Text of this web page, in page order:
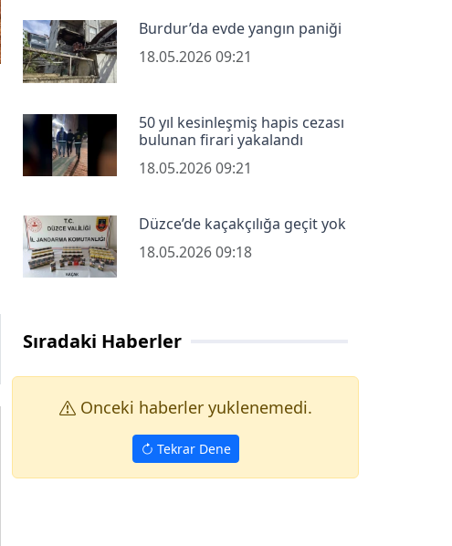
Burdur’da evde yangın paniği
18.05.2026 09:21
50 yıl kesinleşmiş hapis cezası
bulunan firari yakalandı
18.05.2026 09:21
Düzce’de kaçakçılığa geçit yok
18.05.2026 09:18
Sıradaki Haberler
Onceki haberler yuklenemedi.
Tekrar Dene